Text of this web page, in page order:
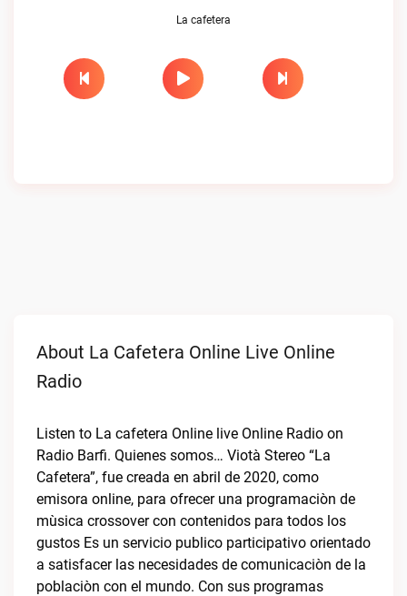
La cafetera
About La Cafetera Online Live Online
Radio
Listen to La cafetera Online live Online Radio on
Radio Barfi. Quienes somos… Viotà Stereo “La
Cafetera”, fue creada en abril de 2020, como
emisora online, para ofrecer una programaciòn de
mùsica crossover con contenidos para todos los
gustos Es un servicio publico participativo orientado
a satisfacer las necesidades de comunicaciòn de la
poblaciòn con el mundo. Con sus programas